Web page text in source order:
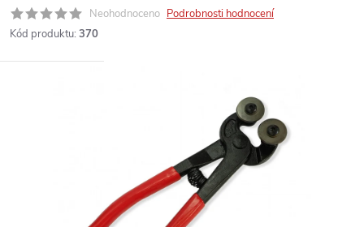
Neohodnoceno Podrobnosti hodnocení
Kód produktu: 370